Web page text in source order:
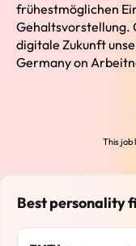
frühestmöglichen
Gehaltsvorstellung.
digitale Zukunft
Germany on
This job
Best personality